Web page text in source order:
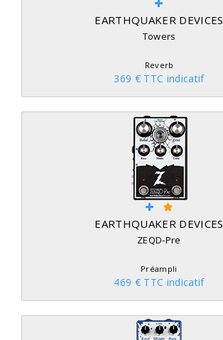
EARTHQUAKER DEVICES
Towers
Reverb
369 € TTC indicatif
EARTHQUAKER DEVICES
ZEQD-Pre
Préampli
469 € TTC indicatif